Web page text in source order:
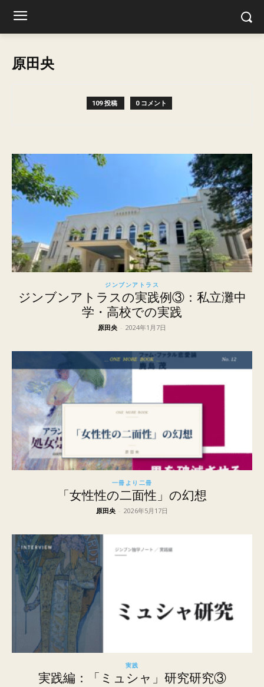
原田央
109 投稿 0 コメント
ジンブンアトラス
ジンブンアトラスの実践例③：私立灘中
学・高校での実践
原田央 - 2024年1月7日
一冊より二冊
「女性性の二面性」の幻想
原田央 - 2026年5月17日
実践
実践編：「ミュシャ」研究研究③